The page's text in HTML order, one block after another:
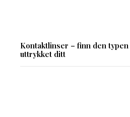
Kontaktlinser – finn den
uttrykket ditt